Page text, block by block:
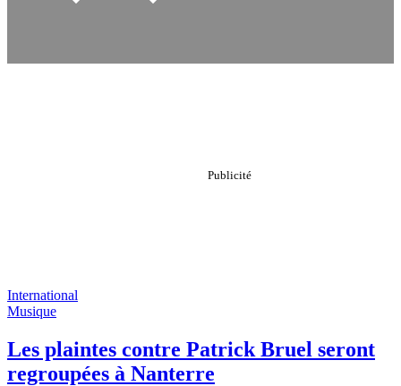
International
Musique
Les plaintes contre Patrick Bruel seront
regroupées à Nanterre